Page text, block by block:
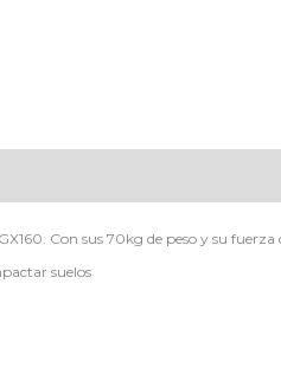
Con sus 70kg de peso y su
suelos